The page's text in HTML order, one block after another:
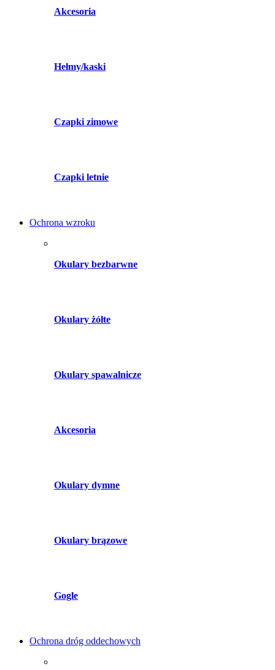
Akcesoria
Hełmy/kaski
Czapki zimowe
Czapki letnie
Ochrona wzroku
Okulary bezbarwne
Okulary żółte
Okulary spawalnicze
Akcesoria
Okulary dymne
Okulary brązowe
Gogle
Ochrona dróg oddechowych